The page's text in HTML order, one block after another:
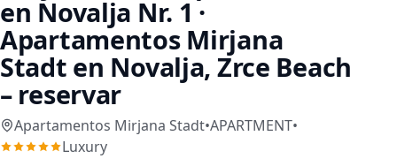
en Novalja Nr. 1 ·
Apartamentos Mirjana
Stadt en Novalja, Zrce Beach
– reservar
Apartamentos Mirjana Stadt•APARTMENT•
Luxury